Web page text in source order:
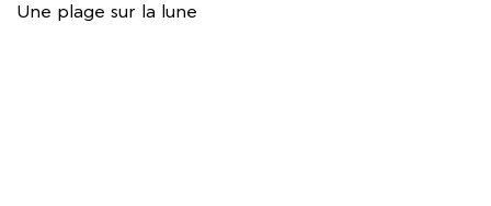
Une plage sur la lune